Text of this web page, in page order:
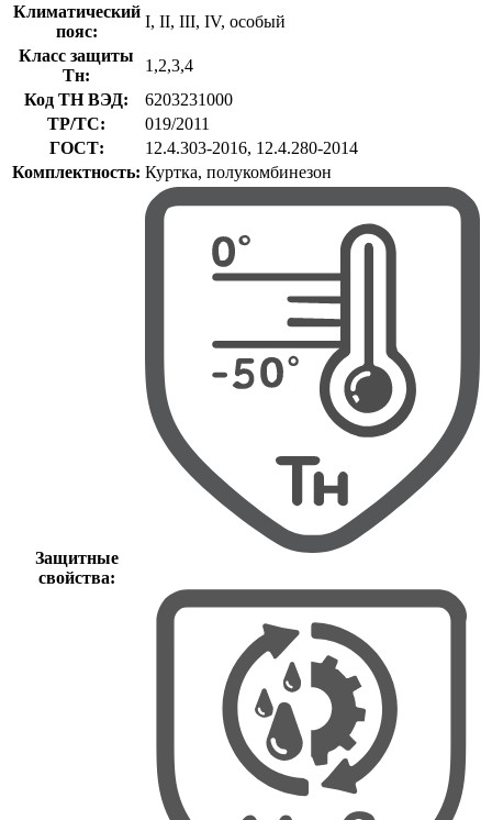
Климатический
пояс:
I, II, III, IV, особый
Класс защиты
Тн:
1,2,3,4
Код ТН ВЭД:
6203231000
ТР/ТС:
019/2011
ГОСТ:
12.4.303-2016, 12.4.280-2014
Комплектность: Куртка, полукомбинезон
Защитные
свойства: